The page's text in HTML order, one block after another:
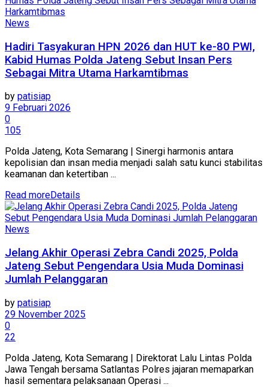
News
Hadiri Tasyakuran HPN 2026 dan HUT ke-80 PWI,
Kabid Humas Polda Jateng Sebut Insan Pers
Sebagai Mitra Utama Harkamtibmas
by patisiap
9 Februari 2026
0
105
Polda Jateng, Kota Semarang | Sinergi harmonis antara
kepolisian dan insan media menjadi salah satu kunci stabilitas
keamanan dan ketertiban ...
Read moreDetails
News
Jelang Akhir Operasi Zebra Candi 2025, Polda
Jateng Sebut Pengendara Usia Muda Dominasi
Jumlah Pelanggaran
by patisiap
29 November 2025
0
22
Polda Jateng, Kota Semarang | Direktorat Lalu Lintas Polda
Jawa Tengah bersama Satlantas Polres jajaran memaparkan
hasil sementara pelaksanaan Operasi ...